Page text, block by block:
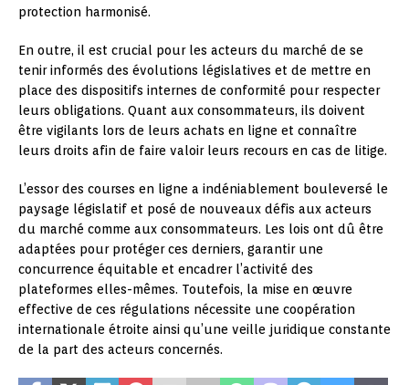
protection harmonisé.
En outre, il est crucial pour les acteurs du marché de se
tenir informés des évolutions législatives et de mettre en
place des dispositifs internes de conformité pour respecter
leurs obligations. Quant aux consommateurs, ils doivent
être vigilants lors de leurs achats en ligne et connaître
leurs droits afin de faire valoir leurs recours en cas de litige.
L’essor des courses en ligne a indéniablement bouleversé le
paysage législatif et posé de nouveaux défis aux acteurs
du marché comme aux consommateurs. Les lois ont dû être
adaptées pour protéger ces derniers, garantir une
concurrence équitable et encadrer l’activité des
plateformes elles-mêmes. Toutefois, la mise en œuvre
effective de ces régulations nécessite une coopération
internationale étroite ainsi qu’une veille juridique constante
de la part des acteurs concernés.